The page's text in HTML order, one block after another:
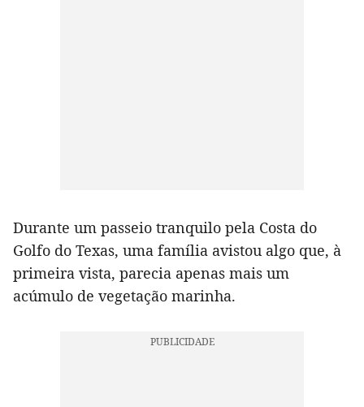
Durante um passeio tranquilo pela Costa do
Golfo do Texas, uma família avistou algo que, à
primeira vista, parecia apenas mais um
acúmulo de vegetação marinha.